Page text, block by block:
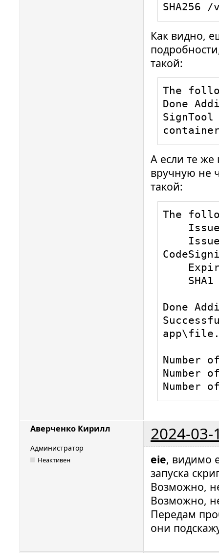
SHA256
Как видно,
такой:
The
Done
А если те
вручную не
такой:
The
Done
Number
Number
Number
Аверченко Кирилл 2024-03-
Администратор
Неактивен eie, видимо
запуска
Возможно,
Возможно,
Передам
они